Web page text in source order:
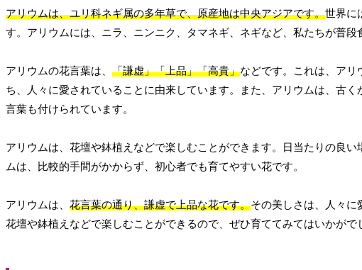
アリウムは、ユリ科ネギ属の多年草で、原産地は中央アジアです。世界に
す。アリウムには、ニラ、ニンニク、タマネギ、ネギなど、私たちが普段
アリウムの花言葉は、 「謙虚」「上品」「高貴」などです。これは、ア
ち、人々に愛されていることに由来しています。また、アリウムは、古
言葉も付けられています。
アリウムは、花壇や鉢植えなどで楽しむことができます。日当たりの良
ムは、比較的手間がかからず、初心者でも育てやすい花です。
アリウムは、 花言葉の通り、謙虚で上品な花です。その美しさは、人々に
花壇や鉢植えなどで楽しむことができるので、ぜひ育ててみてはいかがで